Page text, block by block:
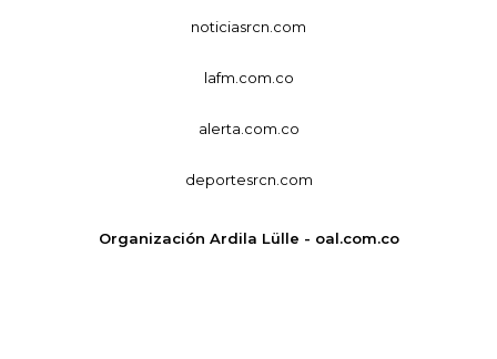
noticiasrcn.com
lafm.com.co
alerta.com.co
deportesrcn.com
Organización Ardila Lülle - oal.com.co